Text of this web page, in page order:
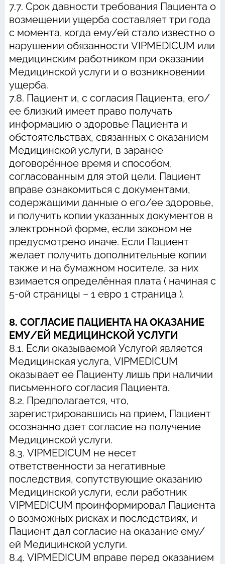
7.7. Срок давности требования Пациента о
возмещении ущерба составляет три года
с момента, когда ему/ей стало известно о
нарушении обязанности VIPMEDICUM или
медицинским работником при оказании
Медицинской услуги и о возникновении
ущерба.
7.8. Пациент и, с согласия Пациента, его/
ее близкий имеет право получать
информацию о здоровье Пациента и
обстоятельствах, связанных с оказанием
Медицинской услуги, в заранее
договорённое время и способом,
согласованным для этой цели. Пациент
вправе ознакомиться с документами,
содержащими данные о его/ее здоровье,
и получить копии указанных документов в
электронной форме, если законом не
предусмотрено иначе. Если Пациент
желает получить дополнительные копии
также и на бумажном носителе, за них
взимается определённая плата ( начиная с
5-ой страницы – 1 евро 1 страница ).
8. СОГЛАСИЕ ПАЦИЕНТА НА ОКАЗАНИЕ
ЕМУ/ЕЙ МЕДИЦИНСКОЙ УСЛУГИ
8.1. Если оказываемой Услугой является
Медицинская услуга, VIPMEDICUM
оказывает ее Пациенту лишь при наличии
письменного согласия Пациента.
8.2. Предполагается, что,
зарегистрировавшись на прием, Пациент
осознанно дает согласие на получение
Медицинской услуги.
8.3. VIPMEDICUM не несет
ответственности за негативные
последствия, сопутствующие оказанию
Медицинской услуги, если работник
VIPMEDICUM проинформировал Пациента
о возможных рисках и последствиях, и
Пациент дал согласие на оказание ему/
ей Медицинской услуги.
8.4. VIPMEDICUM вправе перед оказанием